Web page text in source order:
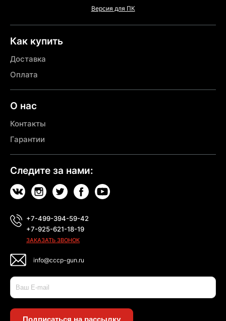
Версия для ПК
Как купить
Доставка
Оплата
О нас
Контакты
Гарантии
Следите за нами:
+7-499-394-59-42
+7-925-621-18-19
ЗАКАЗАТЬ ЗВОНОК
info@cccp-gun.ru
Подписаться на рассылку